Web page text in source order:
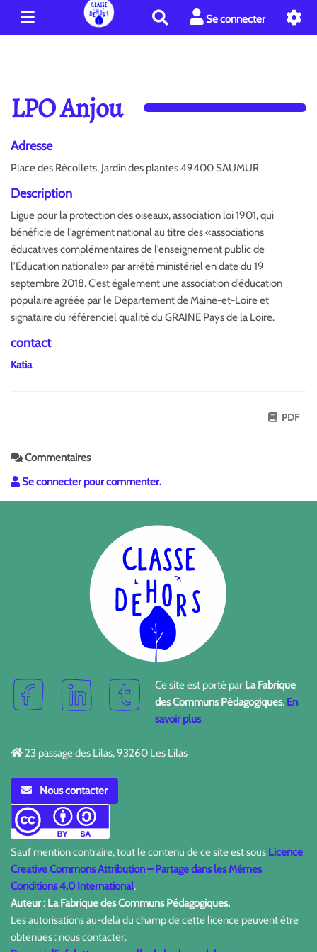
e
c
Se connecter
LPO Anjou
Adresse
Place des Récollets, Jardin des plantes 49400 SAUMUR
Description
Ligue pour la protection des oiseaux, association loi 1901, qui
bénéficie de l’agrément national au titre des «associations
éducatives complémentaires de l’enseignement public de
l’Éducation nationale» par arrêté ministériel en date du 19
septembre 2018. C’est également une association d’éducation
populaire agréée par le Département de Maine-et-Loire et
signataire du référenciel qualité du GRAINE Pays de la Loire.
contact
Katia
PDF
Commentaires
Se connecter pour commenter.
Ce site est porté par La Fabrique
des Communs Pédagogiques. En
savoir plus
23 passage des Lilas, 93260 Les Lilas
Nous contacter
Sauf mention contraire, tout le contenu de ce site est sous Licence
Creative Commons Attribution – Partage dans les Mêmes
Conditions 4.0 International.
Auteur : La Fabrique des Communs Pédagogiques.
Les autorisations au-delà du champ de cette licence peuvent être
obtenues : nous contacter.